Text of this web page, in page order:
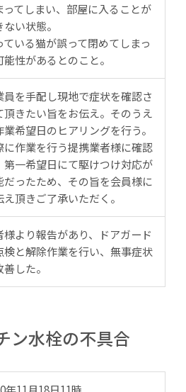
ってしまい、部屋に入ることが
ない状態。
ている猫が誤って閉めてしまっ
能性があるとのこと。
員を手配し現地で症状を確認さ
頂きたい旨をお伝え。そのうえ
業希望日のヒアリングを行う。
に作業を行う提携業者様に確認
第一希望日にて駆けつけ対応が
だったため、その旨を会員様に
え頂きご了承いただく。
様より報告があり、ドアガード
検と解除作業を行い、無事症状
した。
ン水栓の不具合